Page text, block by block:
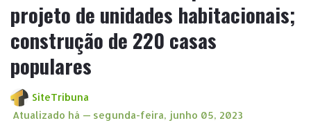
projeto de unidades habitacionais;
construção de 220 casas
populares
SiteTribuna
Atualizado há — segunda-feira, junho 05, 2023